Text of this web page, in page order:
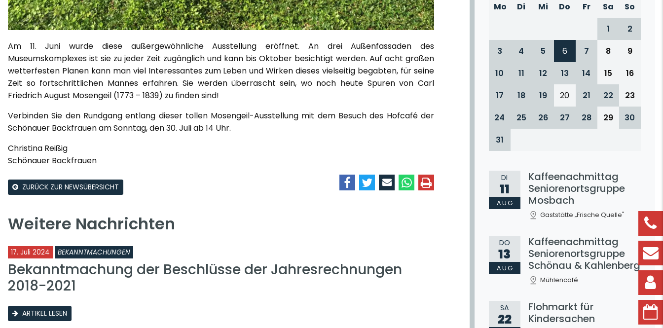
Am 11. Juni wurde diese außergewöhnliche Ausstellung eröffnet. An drei Außenfassaden des
Museumskomplexes ist sie zu jeder Zeit zugänglich und kann bis Oktober besichtigt werden. Auf acht großen
wetterfesten Planen kann man viel Interessantes zum Leben und Wirken dieses vielseitig begabten, für seine
Zeit so fortschrittlichen Mannes erfahren. Sie werden überrascht sein, wo noch heute Spuren von Carl
Friedrich August Mosengeil (1773 – 1839) zu finden sind!
Verbinden Sie den Rundgang entlang dieser tollen Mosengeil-Ausstellung mit dem Besuch des Hofcafé der
Schönauer Backfrauen am Sonntag, den 30. Juli ab 14 Uhr.
Christina Reißig
Schönauer Backfrauen
ZURÜCK ZUR NEWSÜBERSICHT
Weitere Nachrichten
17. Juli 2024 BEKANNTMACHUNGEN
Bekanntmachung der Beschlüsse der Jahresrechnungen
2018-2021
ARTIKEL LESEN
Mo Di Mi Do Fr Sa
So
1
2
3
4 5 6 7 8
9
10
11 12 13 14 15
16
17
18 19 20 21 22
23
24
25 26 27 28 29
30
31
DI
11
AUG
Kaffeenachmittag
Seniorenortsgruppe
Mosbach
Gaststätte „Frische Quelle"
DO
13
AUG
Kaffeenachmittag
Seniorenortsgruppe
Schönau & Kahlenberg
Mühlencafé
SA
22
Flohmarkt für
Kindersachen